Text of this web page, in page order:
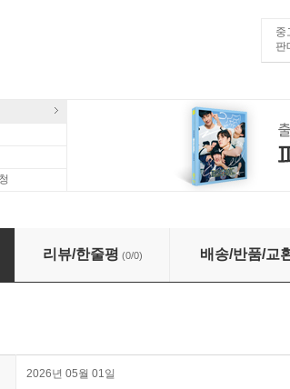
중
판
피아노를 위한 삼중주 & 클라리넷 오중
리뷰/한줄평 (0/0) 배송/반품/교
2026년 05월 01일